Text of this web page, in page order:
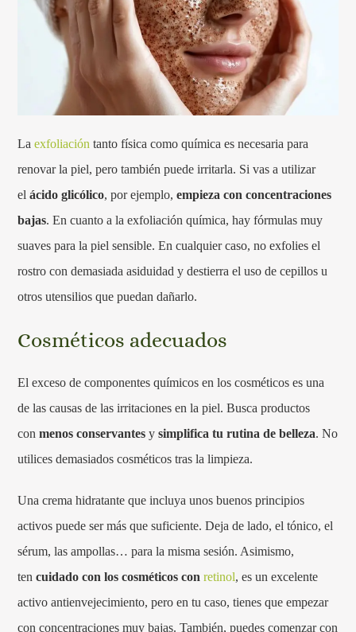
Laexfoliación tanto física como química es necesaria para
renovar la piel, pero también puede irritarla. Si vas a utilizar
elácido glicólico, por ejemplo, empieza con concentraciones
bajas. En cuanto a la exfoliación química, hay fórmulas muy
suaves para la piel sensible. En cualquier caso, no exfolies el
rostro con demasiada asiduidad y destierra el uso de cepillos u
otros utensilios que puedan dañarlo.
Cosméticos adecuados
El exceso de componentes químicos en los cosméticos es una
de las causas de las irritaciones en la piel. Busca productos
conmenos conservantesysimplifica tu rutina de belleza. No
utilices demasiados cosméticos tras la limpieza.
Una crema hidratante que incluya unos buenos principios
activos puede ser más que suficiente. Deja de lado, el tónico, el
sérum, las ampollas… para la misma sesión. Asimismo,
tencuidado con los cosméticos con retinol, es un excelente
activo antienvejecimiento, pero en tu caso, tienes que empezar
con concentraciones muy bajas. También, puedes comenzar con